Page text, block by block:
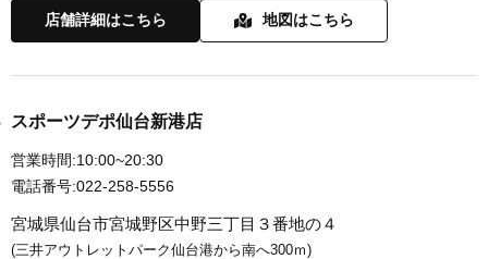
店舗詳細はこちら 地図はこちら
スポーツデポ仙台新港店
営業時間:10:00~20:30
電話番号:022-258-5556
宮城県仙台市宮城野区中野三丁目３番地の４
(三井アウトレットパーク仙台港から南へ300ｍ)